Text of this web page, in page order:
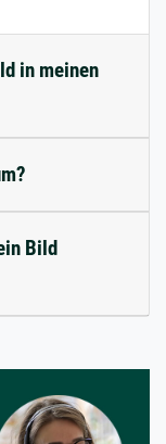
in meinen
Bild